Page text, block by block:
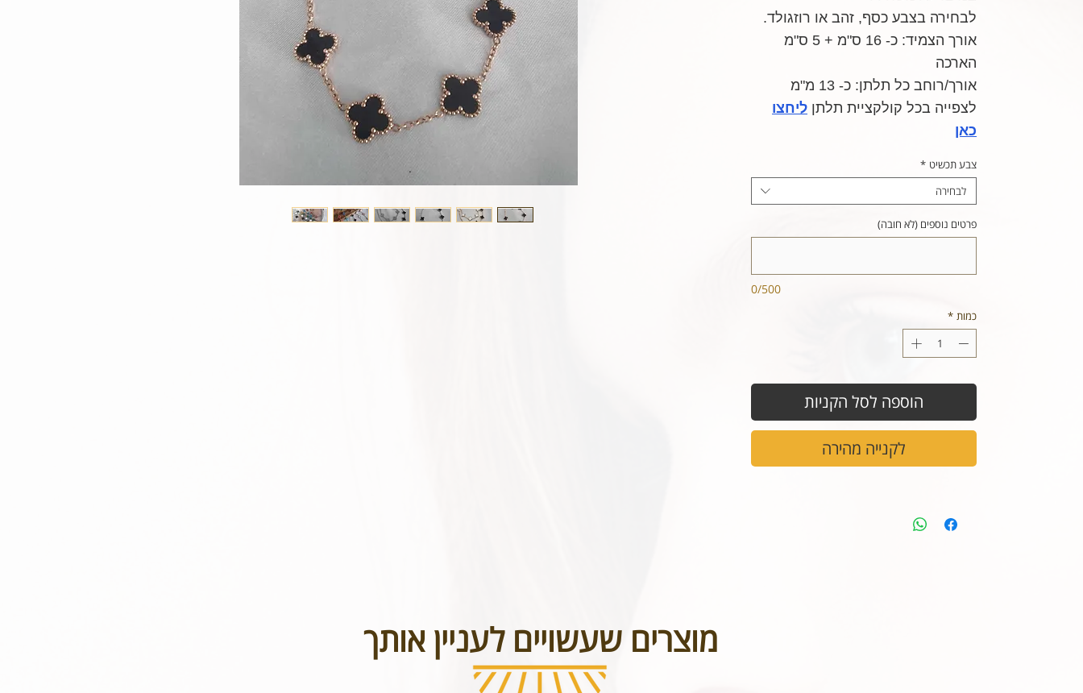
לבחירה בצבע כסף, זהב או רוזגולד.
אורך הצמיד: כ- 16 ס"מ + 5 ס"מ
הארכה
אורך/רוחב כל תלתן: כ- 13 מ"מ
לצפייה בכל קולקציית תלתן ליחצו
כאן
צבע תכשיט *
לבחירה
פרטים נוספים (לא חובה)
0/500
כמות *
הוספה לסל הקניות
לקנייה מהירה
מוצרים שעשויים לעניין אותך